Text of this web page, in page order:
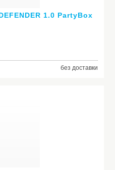
1.0 PartyBox
без доставки